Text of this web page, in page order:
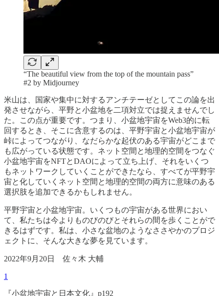
“The beautiful view from the top of the mountain pass”
#2 by Midjourney
米山は、国家や集中に対するアンチテーゼとしてこの論を出
発させながら、平野と小盆地を二項対立では捉えませんでし
た。この点が重要です。つまり、小盆地宇宙をWeb3的に転
回するとき、そこに含意するのは、平野宇宙と小盆地宇宙が
峠によってつながり、なだらかな起伏のある宇宙がどこまで
も広がっている状態です。ネット空間と地理的空間をつなぐ
小盆地宇宙をNFTとDAOによって立ち上げ、それをいくつ
もネットワークしていくことができたなら、すべてが平野宇
宙と化していくネット空間と地理的空間の両方に意味のある
選択肢を追加できるかもしれません。
平野宇宙と小盆地宇宙。いくつもの宇宙がある世界におい
て、私たちは今よりものびのびとそれらの間を歩くことがで
きるはずです。私は、小さな盆地のようなささやかのプロジ
ェクトに、そんな大きな夢を見ています。
2022年9月20日 佐々木 大輔
1
『小盆地宇宙と日本文化』p192